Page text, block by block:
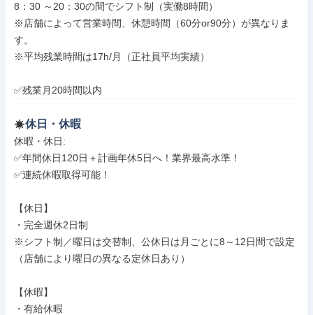
8：30 ～20：30の間でシフト制（実働8時間）
※店舗によって営業時間、休憩時間（60分or90分）が異なりま
す。
※平均残業時間は17h/月（正社員平均実績）
✅残業月20時間以内
休日・休暇
休暇・休日:
✅年間休日120日＋計画年休5日へ！業界最高水準！
✅連続休暇取得可能！
【休日】
・完全週休2日制
※シフト制／曜日は交替制、公休日は月ごとに8～12日間で設定
（店舗により曜日の異なる定休日あり）
【休暇】
・有給休暇